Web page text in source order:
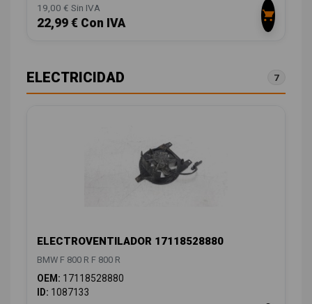
19,00 € Sin IVA
22,99 € Con IVA
ELECTRICIDAD 7
ELECTROVENTILADOR 17118528880
BMW F 800 R F 800 R
OEM: 17118528880
ID: 1087133